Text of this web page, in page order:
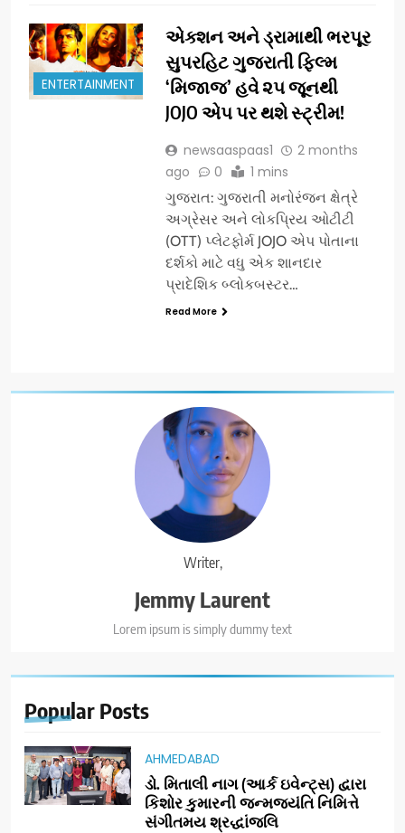
Writer,
Jemmy Laurent
Lorem ipsum is simply dummy text
Popular Posts
AHMEDABAD
ડો. મિતાલી નાગ (આર્ક ઇવેન્ટ્સ) દ્વારા
કિશોર કુમારની જન્મજયંતિ નિમિત્તે
સંગીતમય શ્રદ્ધાંજલિ
ENTERTAINMENT
એક્શન અને ડ્રામાથી ભરપૂર
સુપરહિટ ગુજરાતી ફિલ્મ
‘મિજાજ’ હવે ૨૫ જૂનથી
JOJO એપ પર થશે સ્ટ્રીમ!
newsaaspaas1
2 months
ago
0 1 mins
ગુજરાત: ગુજરાતી મનોરંજન ક્ષેત્રે
અગ્રેસર અને લોકપ્રિય ઓટીટી
(OTT) પ્લેટફોર્મ JOJO એપ પોતાના
દર્શકો માટે વધુ એક શાનદાર
પ્રાદેશિક બ્લોકબસ્ટર…
Read More